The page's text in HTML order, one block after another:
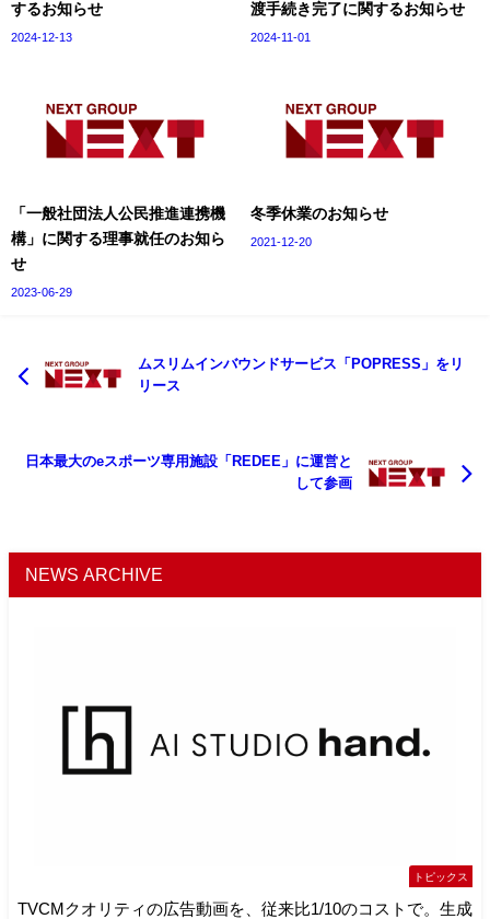
するお知らせ
2024-12-13
渡手続き完了に関するお知らせ
2024-11-01
「一般社団法人公民推進連携機
構」に関する理事就任のお知ら
せ
2023-06-29
冬季休業のお知らせ
2021-12-20
ムスリムインバウンドサービス「POPRESS」をリ
リース
日本最大のeスポーツ専用施設「REDEE」に運営と
して参画
NEWS ARCHIVE
トピックス
TVCMクオリティの広告動画を、従来比1/10のコストで。生成